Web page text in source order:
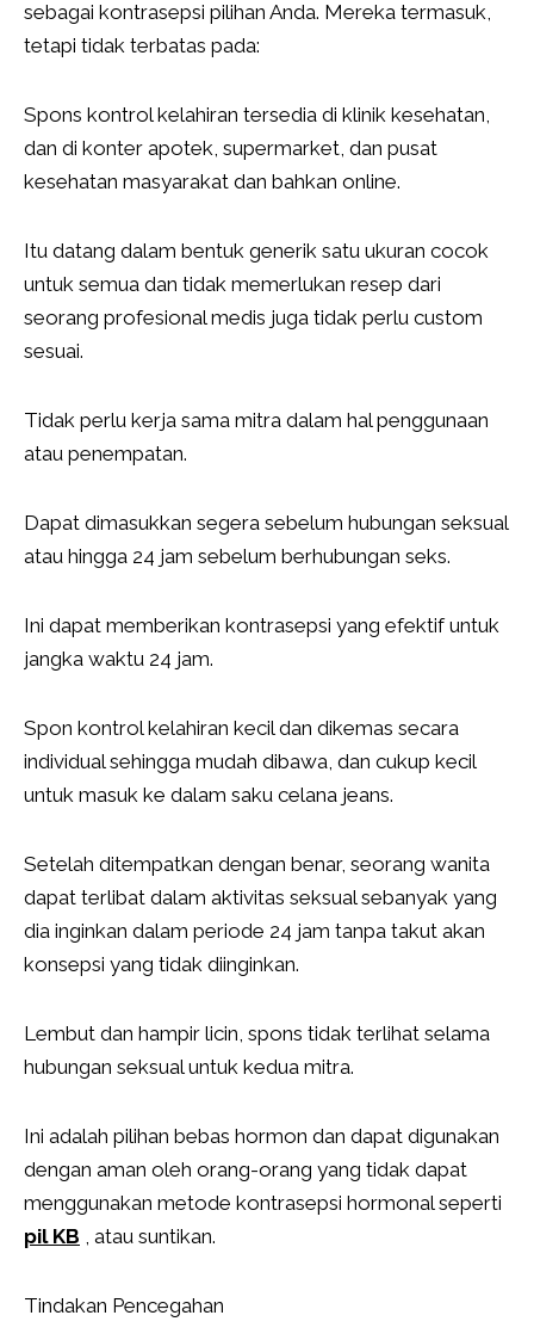
sebagai kontrasepsi pilihan Anda. Mereka termasuk,
tetapi tidak terbatas pada:
Spons kontrol kelahiran tersedia di klinik kesehatan,
dan di konter apotek, supermarket, dan pusat
kesehatan masyarakat dan bahkan online.
Itu datang dalam bentuk generik satu ukuran cocok
untuk semua dan tidak memerlukan resep dari
seorang profesional medis juga tidak perlu custom
sesuai.
Tidak perlu kerja sama mitra dalam hal penggunaan
atau penempatan.
Dapat dimasukkan segera sebelum hubungan seksual
atau hingga 24 jam sebelum berhubungan seks.
Ini dapat memberikan kontrasepsi yang efektif untuk
jangka waktu 24 jam.
Spon kontrol kelahiran kecil dan dikemas secara
individual sehingga mudah dibawa, dan cukup kecil
untuk masuk ke dalam saku celana jeans.
Setelah ditempatkan dengan benar, seorang wanita
dapat terlibat dalam aktivitas seksual sebanyak yang
dia inginkan dalam periode 24 jam tanpa takut akan
konsepsi yang tidak diinginkan.
Lembut dan hampir licin, spons tidak terlihat selama
hubungan seksual untuk kedua mitra.
Ini adalah pilihan bebas hormon dan dapat digunakan
dengan aman oleh orang-orang yang tidak dapat
menggunakan metode kontrasepsi hormonal seperti
pil KB , atau suntikan.
Tindakan Pencegahan